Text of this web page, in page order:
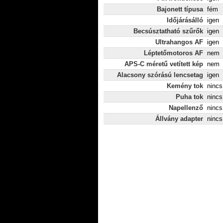
Bajonett típusa fém
Időjárásálló igen
Becsúsztatható szűrők igen
Ultrahangos AF igen
Léptetőmotoros AF nem
APS-C méretű vetített kép nem
Alacsony szórású lencsetag igen
Kemény tok
Puha tok
Napellenző
Állvány adapter